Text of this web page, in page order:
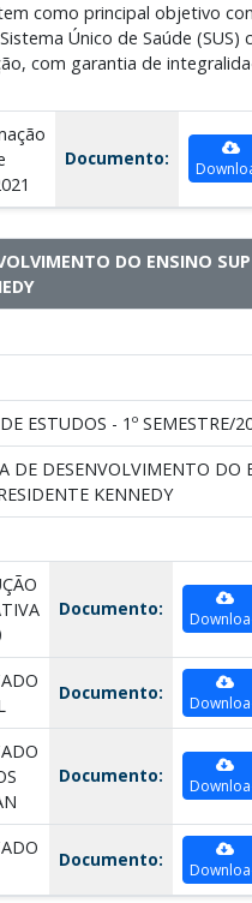
como principal objetivo
Único de Saúde (SUS)
com garantia de
Documento:
DO ENSINO
ESTUDOS - 1º SEMESTRE/
DE DESENVOLVIMENTO DO
KENNEDY
Documento:
Documento:
Documento:
Documento: